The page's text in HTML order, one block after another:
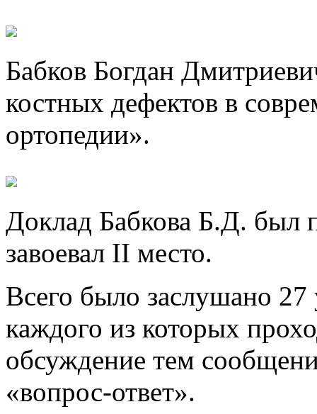
Бабков Богдан
костных дефектов в
ортопедии».
Доклад Бабкова Б.Д. был
завоевал II место.
Всего было заслушано
каждого из которых
обсуждение тем
«вопрос-ответ».